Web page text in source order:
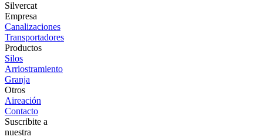
Silvercat
Empresa
Canalizaciones
Transportadores
Productos
Silos
Arriostramiento
Granja
Otros
Aireación
Contacto
Suscribite a
nuestra